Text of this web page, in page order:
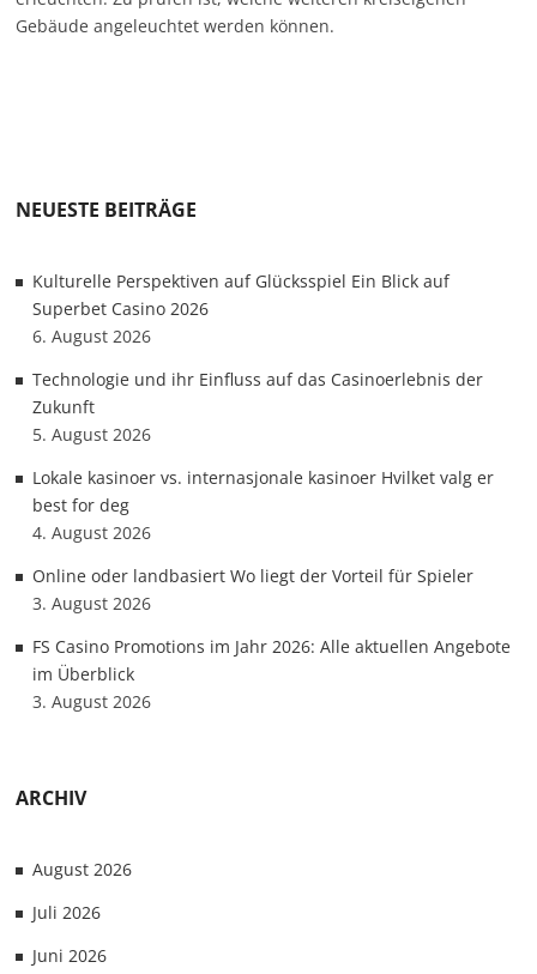
Gebäude angeleuchtet werden können.
NEUESTE BEITRÄGE
Kulturelle Perspektiven auf Glücksspiel Ein Blick auf
Superbet Casino 2026
6. August 2026
Technologie und ihr Einfluss auf das Casinoerlebnis der
Zukunft
5. August 2026
Lokale kasinoer vs. internasjonale kasinoer Hvilket valg er
best for deg
4. August 2026
Online oder landbasiert Wo liegt der Vorteil für Spieler
3. August 2026
FS Casino Promotions im Jahr 2026: Alle aktuellen Angebote
im Überblick
3. August 2026
ARCHIV
August 2026
Juli 2026
Juni 2026